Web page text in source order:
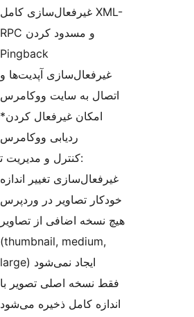
غیرفعال‌سازی کامل XML-
RPC و مسدود کردن
Pingback
غیرفعال‌سازی آپدیت‌ها و
اتصال به سایت ووکامرس
*امکان غیرفعال کردن
ردیابی ووکامرس
کنترل و مدیریت تصاویر:
غیرفعال‌سازی تغییر اندازه
خودکار تصاویر در وردپرس
هیچ نسخه اضافی از تصاویر
(thumbnail, medium,
large) ایجاد نمی‌شود
فقط نسخه اصلی تصویر با
اندازه کامل ذخیره می‌شود